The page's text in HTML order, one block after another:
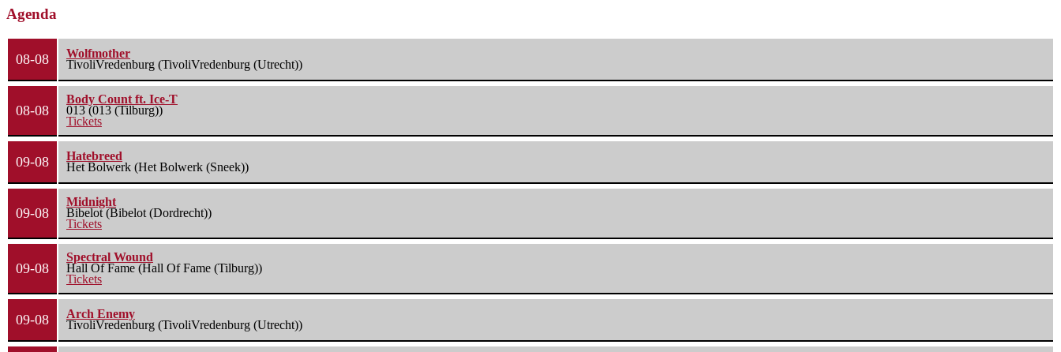
Agenda
08-08
Wolfmother
TivoliVredenburg (TivoliVredenburg (Utrecht))
08-08
Body Count ft. Ice-T
013 (013 (Tilburg))
Tickets
09-08
Hatebreed
Het Bolwerk (Het Bolwerk (Sneek))
09-08
Midnight
Bibelot (Bibelot (Dordrecht))
Tickets
09-08
Spectral Wound
Hall Of Fame (Hall Of Fame (Tilburg))
Tickets
09-08
Arch Enemy
TivoliVredenburg (TivoliVredenburg (Utrecht))